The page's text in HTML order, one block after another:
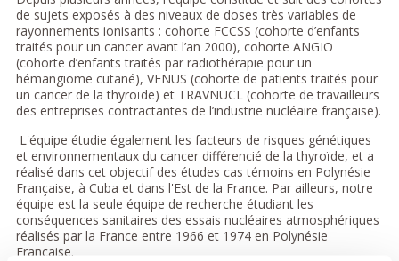
de sujets exposés à des niveaux de doses très variables de
rayonnements ionisants : cohorte FCCSS (cohorte d’enfants
traités pour un cancer avant l’an 2000), cohorte ANGIO
(cohorte d’enfants traités par radiothérapie pour un
hémangiome cutané), VENUS (cohorte de patients traités pour
un cancer de la thyroïde) et TRAVNUCL (cohorte de travailleurs
des entreprises contractantes de l’industrie nucléaire française).
L'équipe étudie également les facteurs de risques génétiques
et environnementaux du cancer différencié de la thyroïde, et a
réalisé dans cet objectif des études cas témoins en Polynésie
Française, à Cuba et dans l'Est de la France. Par ailleurs, notre
équipe est la seule équipe de recherche étudiant les
conséquences sanitaires des essais nucléaires atmosphériques
réalisés par la France entre 1966 et 1974 en Polynésie
Française.